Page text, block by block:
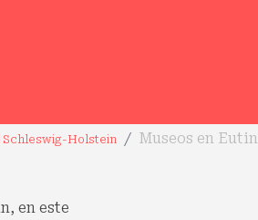
Schleswig-Holstein Museos en Eutin
en este